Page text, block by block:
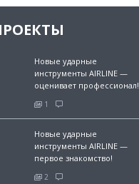
Новые ударные
инструменты AIRLINE —
оценивает профессионал!
1
Новые ударные
инструменты AIRLINE —
первое знакомство!
2